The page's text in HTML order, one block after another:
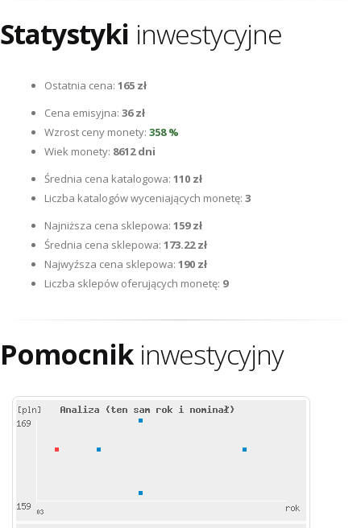
Statystyki inwestycyjne
Ostatnia cena: 165 zł
Cena emisyjna: 36 zł
Wzrost ceny monety: 358 %
Wiek monety: 8612 dni
Średnia cena katalogowa: 110 zł
Liczba katalogów wyceniających monetę: 3
Najniższa cena sklepowa: 159 zł
Średnia cena sklepowa: 173.22 zł
Najwyźsza cena sklepowa: 190 zł
Liczba sklepów oferujących monetę: 9
Pomocnikinwestycyjny